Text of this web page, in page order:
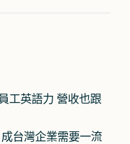
工英語力 營收也跟
台灣企業需要一流